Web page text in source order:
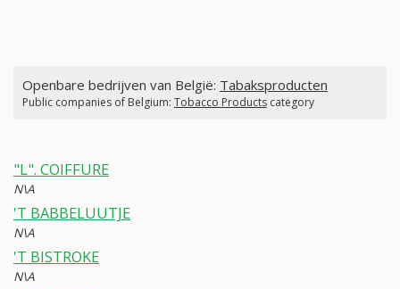
Openbare bedrijven van België: Tabaksproducten
Public companies of Belgium: Tobacco Productscategory
"L". COIFFURE
N\A
'T BABBELUUTJE
N\A
'T BISTROKE
N\A